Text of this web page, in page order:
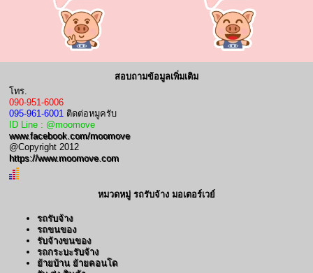
สอบถามข้อมูลเพิ่มเติม
โทร.
090-951-6006
095-961-6001 ติดต่อหมูครับ
ID Line : @moomove
www.facebook.com/moomove
@Copyright 2012
https://www.moomove.com
หมวดหมู่ รถรับจ้าง มอเตอร์เวย์
รถรับจ้าง
รถขนของ
รับจ้างขนของ
รถกระบะรับจ้าง
ย้ายบ้าน ย้ายคอนโด